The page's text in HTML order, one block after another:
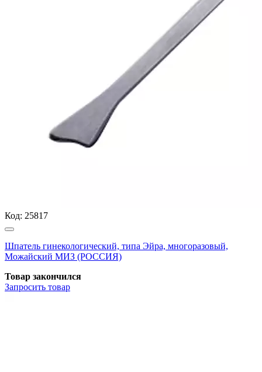
Код: 25817
Шпатель гинекологический, типа Эйра, многоразовый,
Можайский МИЗ (РОССИЯ)
Товар закончился
Запросить товар